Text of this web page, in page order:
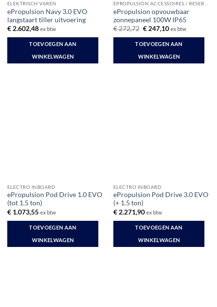
ELEKTRISCH VAREN
ePropulsion Navy 3.0 EVO
langstaart tiller uitvoering
€2.602,48 ex btw
TOEVOEGEN AAN
WINKELWAGEN
ePropulsion opvouwbaar
zonnepaneel 100W IP65
€272,72 Oorspronkelijke
was:
€ 272,72.
€247,10Huidige
is:
€ 247,10.
ex btw
TOEVOEGEN AAN
WINKELWAGEN
ELECTRO INBOARD
ePropulsion Pod Drive 1.0 EVO
(tot 1.5 ton)
€1.073,55 ex btw
TOEVOEGEN AAN
WINKELWAGEN
ELECTRO INBOARD
ePropulsion Pod Drive 3.0 EVO
(+ 1.5 ton)
€2.271,90 ex btw
TOEVOEGEN AAN
WINKELWAGEN